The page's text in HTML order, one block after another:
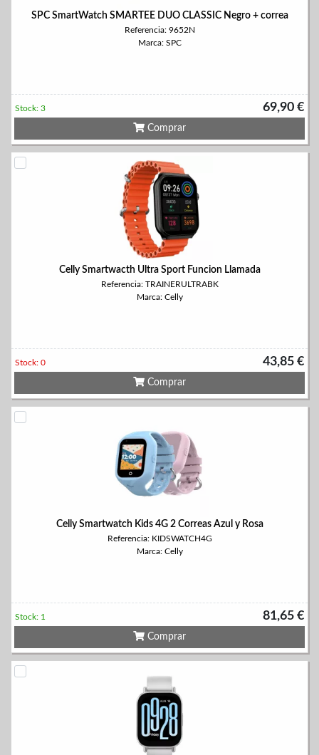
SPC SmartWatch SMARTEE DUO CLASSIC Negro + correa
Referencia: 9652N
Marca: SPC
69,90 €
Stock: 3
Comprar
Celly Smartwacth Ultra Sport Funcion Llamada
Referencia: TRAINERULTRABK
Marca: Celly
43,85 €
Stock: 0
Comprar
Celly Smartwatch Kids 4G 2 Correas Azul y Rosa
Referencia: KIDSWATCH4G
Marca: Celly
81,65 €
Stock: 1
Comprar